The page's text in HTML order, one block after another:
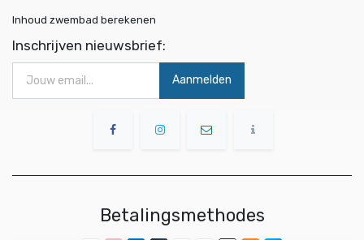
Inhoud zwembad berekenen
Inschrijven nieuwsbrief:
Aanmelden
Betalingsmethodes